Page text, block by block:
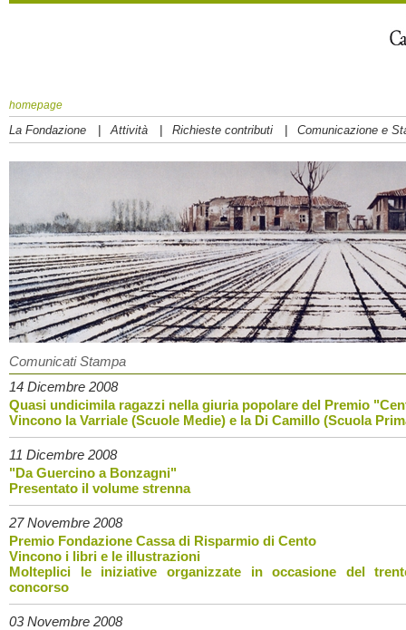
homepage
La Fondazione | Attività | Richieste contributi | Comunicazione e
Comunicati Stampa
14 Dicembre 2008
Quasi undicimila ragazzi nella giuria popolare del Premio
Vincono la Varriale (Scuole Medie) e la Di Camillo (Scuola
11 Dicembre 2008
"Da Guercino a Bonzagni"
Presentato il volume strenna
27 Novembre 2008
Premio Fondazione Cassa di Risparmio di Cento
Vincono i libri e le illustrazioni
Molteplici le iniziative organizzate in occasione del
concorso
03 Novembre 2008